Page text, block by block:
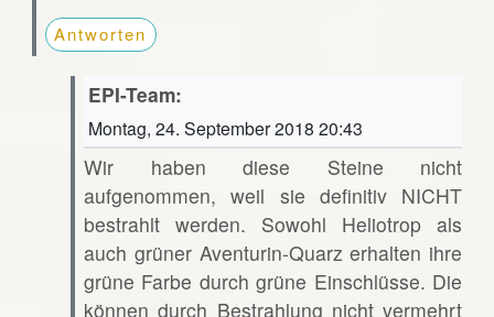
Antworten
EPI-Team:
Montag, 24. September 2018 20:43
Wir haben diese Steine nicht
aufgenommen, weil sie definitiv NICHT
bestrahlt werden. Sowohl Heliotrop als
auch grüner Aventurin-Quarz erhalten ihre
grüne Farbe durch grüne Einschlüsse. Die
können durch Bestrahlung nicht vermehrt